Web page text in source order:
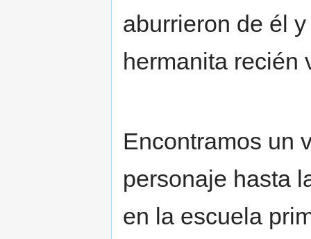
aburrieron de él
hermanita recién
Encontramos un
personaje hasta
en la escuela